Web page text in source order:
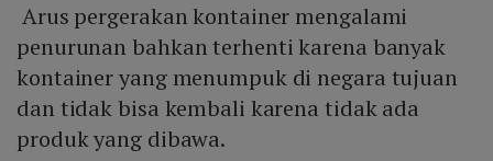
Arus pergerakan kontainer mengalami
penurunan bahkan terhenti karena banyak
kontainer yang menumpuk di negara tujuan
dan tidak bisa kembali karena tidak ada
produk yang dibawa.